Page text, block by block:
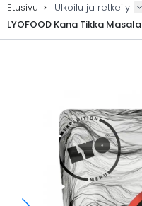
Etusivu Ulkoilu ja retkeily
LYOFOOD Kana Tikka Masala